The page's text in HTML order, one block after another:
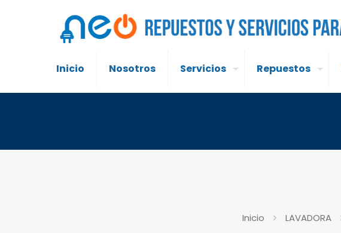
Inicio Nosotros Servicios Repuestos
Inicio LAVADORA